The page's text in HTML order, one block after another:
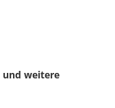
und weitere